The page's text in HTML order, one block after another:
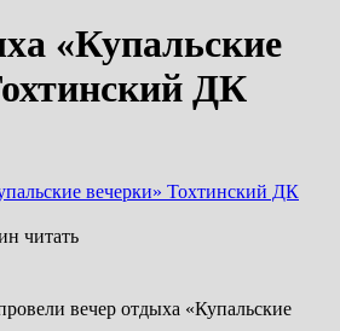
«Купальские
ДК
вечерки» Тохтинский ДК
читать
вечер отдыха «Купальские